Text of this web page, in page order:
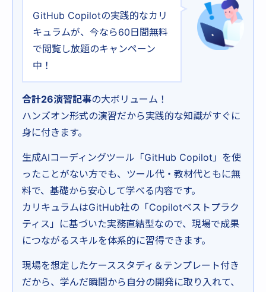
GitHub Copilotの実践的なカリ
キュラムが、今なら60日間無料
で閲覧し放題のキャンペーン
中！
合計26演習記事の大ボリューム！
ハンズオン形式の演習だから実践的な知識がすぐに
身に付きます。
生成AIコーディングツール「GitHub Copilot」を使
ったことがない方でも、ツール代・教材代ともに無
料で、基礎から安心して学べる内容です。
カリキュラムはGitHub社の「Copilotベストプラク
ティス」に基づいた実務直結型なので、現場で成果
につながるスキルを体系的に習得できます。
現場を想定したケーススタディ＆テンプレート付き
だから、学んだ瞬間から自分の開発に取り入れて、